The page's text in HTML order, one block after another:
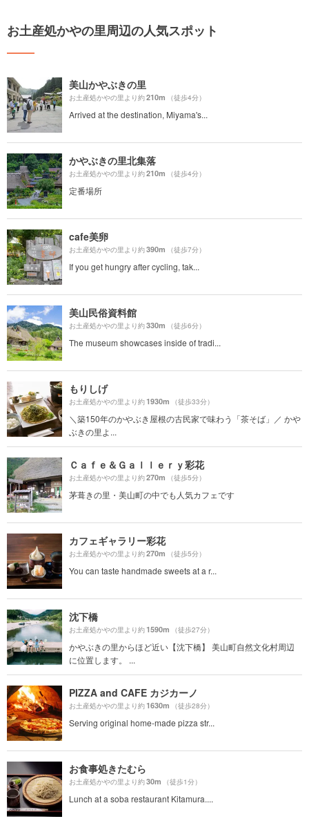
お土産処かやの里周辺の人気スポット
美山かやぶきの里
お土産処かやの里より約210m （徒歩4分）
Arrived at the destination, Miyama's...
かやぶきの里北集落
お土産処かやの里より約210m （徒歩4分）
定番場所
cafe美卵
お土産処かやの里より約390m （徒歩7分）
If you get hungry after cycling, tak...
美山民俗資料館
お土産処かやの里より約330m （徒歩6分）
The museum showcases inside of tradi...
もりしげ
お土産処かやの里より約1930m （徒歩33分）
＼築150年のかやぶき屋根の古民家で味わう「茶そば」／ かや
ぶきの里よ...
Ｃａｆｅ＆Ｇａｌｌｅｒｙ彩花
お土産処かやの里より約270m （徒歩5分）
茅葺きの里・美山町の中でも人気カフェです
カフェギャラリー彩花
お土産処かやの里より約270m （徒歩5分）
You can taste handmade sweets at a r...
沈下橋
お土産処かやの里より約1590m （徒歩27分）
かやぶきの里からほど近い【沈下橋】 美山町自然文化村周辺
に位置します。 ...
PIZZA and CAFE カジカーノ
お土産処かやの里より約1630m （徒歩28分）
Serving original home-made pizza str...
お食事処きたむら
お土産処かやの里より約30m （徒歩1分）
Lunch at a soba restaurant Kitamura....